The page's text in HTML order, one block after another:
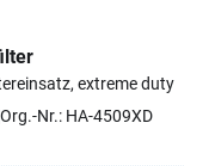
extreme duty
Org.-Nr.: HA-4509XD